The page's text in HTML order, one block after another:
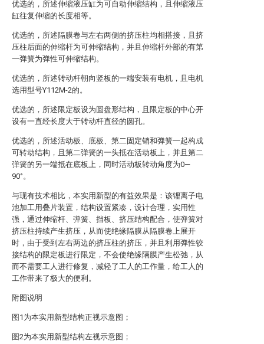
优选的，所述伸缩液压缸为可自动伸缩结构，且伸缩液压
缸往复伸缩的长度相等。
优选的，所述隔膜卷与左右两侧的挤压柱均相搭接，且挤
压柱后面的伸缩杆为可伸缩结构，并且伸缩杆外部的有第
一弹簧为弹性可伸缩结构。
优选的，所述转动杆朝向竖板的一端安装有电机，且电机
选用型号Y112M-2的。
优选的，所述限定板设为圆盘形结构，且限定板的中心开
设有一直经长度大于转动杆直径的圆孔。
优选的，所述活动板、底板、第二固定销和弹簧一起构成
可转动结构，且第二弹簧的一头抵在活动板上，并且第二
弹簧的另一端抵在底板上，同时活动板转动角度为0—
90°。
与现有技术相比，本实用新型的有益效果是：该锂离子电
池加工用叠片装置，结构设置紧凑，设计合理，实用性
强，通过伸缩杆、弹簧、挡板、挤压结构配合，使弹簧对
挤压柱持续产生挤压，从而使绝缘隔膜从隔膜卷上展开
时，由于受到左右两边的挤压柱的挤压，并且利用弹性铰
接结构的限定板进行限定，不会使绝缘隔膜产生松弛，从
而不需要工人进行修复，减轻了工人的工作量，给工人的
工作带来了极大的便利。
附图说明
图1为本实用新型结构正视示意图；
图2为本实用新型结构左视示意图；